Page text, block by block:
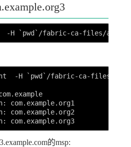
-H `pwd`/fabric-ca-files/
com.example.org1
com.example.org2
的msp: